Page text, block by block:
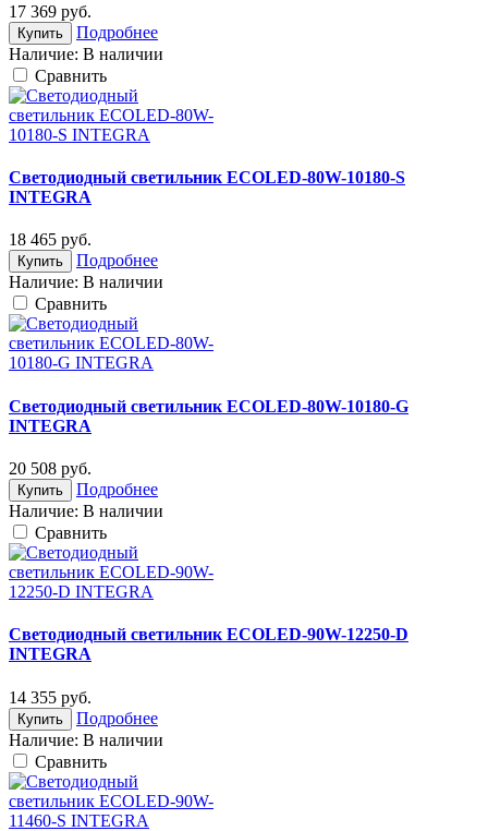
17 369 руб.
Купить
Подробнее
Наличие: В наличии
Cравнить
Светодиодный светильник ECOLED-80W-10180-S
INTEGRA
18 465 руб.
Купить
Подробнее
Наличие: В наличии
Cравнить
Светодиодный светильник ECOLED-80W-10180-G
INTEGRA
20 508 руб.
Купить
Подробнее
Наличие: В наличии
Cравнить
Светодиодный светильник ECOLED-90W-12250-D
INTEGRA
14 355 руб.
Купить
Подробнее
Наличие: В наличии
Cравнить